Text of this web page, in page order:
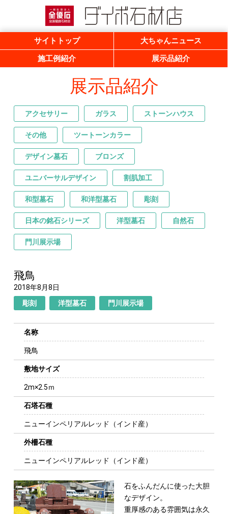
一般社団法人 全優石 全国優良石材店
サイトトップ
大ちゃんニュース
施工例紹介
展示品紹介
展示品紹介
アクセサリー ガラス ストーンハウス
その他 ツートーンカラー
デザイン墓石 ブロンズ
ユニバーサルデザイン 割肌加工
和型墓石 和洋型墓石 彫刻
日本の銘石シリーズ 洋型墓石 自然石
門川展示場
飛鳥
2018年8月8日
彫刻
洋型墓石 門川展示場
名称
飛鳥
敷地サイズ
2m×2.5ｍ
石塔石種
ニューインペリアルレッド（インド産）
外柵石種
ニューインペリアルレッド（インド産）
石をふんだんに使った大胆
なデザイン。
重厚感のある雰囲気は永久